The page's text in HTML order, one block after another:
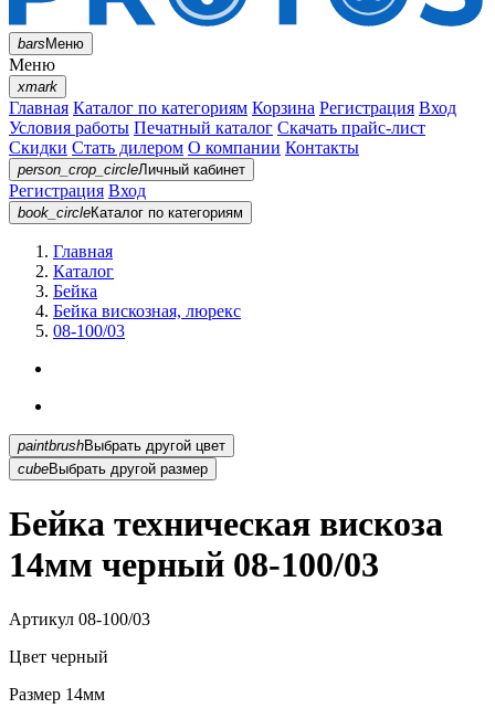
barsМеню
Меню
xmark
Главная Каталог по категориям Корзина Регистрация Вход
Условия работы Печатный каталог Скачать прайс-лист
Скидки Стать дилером О компании Контакты
person_crop_circleЛичный кабинет
Регистрация Вход
book_circleКаталог по категориям
Главная
Каталог
Бейка
Бейка вискозная, люрекс
08-100/03
paintbrush
Выбрать другой цвет
cubeВыбрать другой размер
Бейка техническая вискоза
14мм черный 08-100/03
Артикул 08-100/03
Цвет черный
Размер 14мм